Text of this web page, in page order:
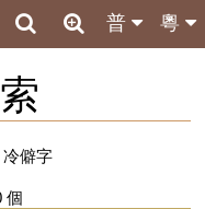
粵
普
冷僻字
個